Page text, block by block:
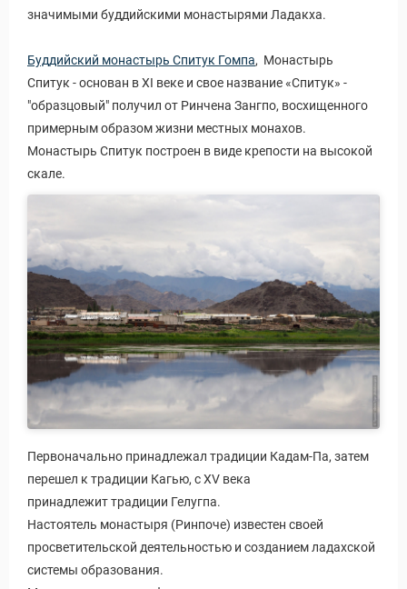
значимыми буддийскими монастырями Ладакха.
Буддийский монастырь Спитук Гомпа, Монастырь
Спитук - основан в XI веке и свое название «Спитук» -
"образцовый" получил от Ринчена Зангпо, восхищенного
примерным образом жизни местных монахов.
Монастырь Спитук построен в виде крепости на высокой
скале.
Первоначально принадлежал традиции Кадам-Па, затем
перешел к традиции Кагью, с XV века
принадлежит традиции Гелугпа.
Настоятель монастыря (Ринпоче) известен своей
просветительской деятельностью и созданием ладахской
системы образования.